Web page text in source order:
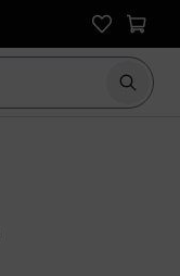
Začít